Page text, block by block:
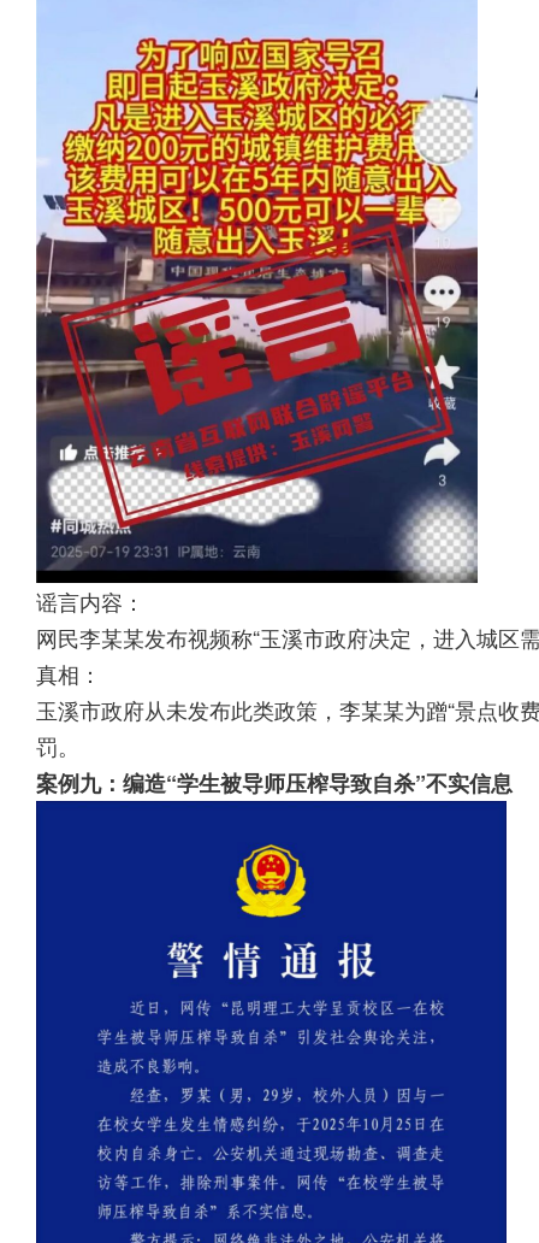
谣言内容：
网民李某某发布视频称“玉溪市政府决定，进入城区
真相：
玉溪市政府从未发布此类政策，李某某为蹭“景点
罚。
案例九：编造“学生被导师压榨导致自杀”不实信息